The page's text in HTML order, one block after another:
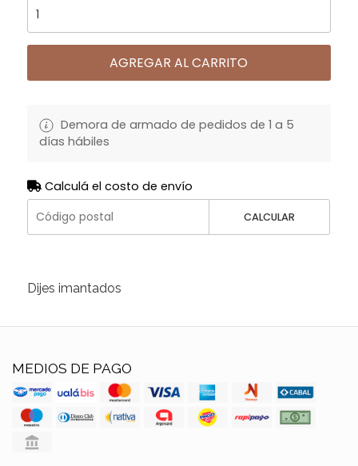
AGREGAR AL CARRITO
Demora de armado de pedidos de 1 a 5
días hábiles
Calculá el costo de envío
CALCULAR
Dijes imantados
MEDIOS DE PAGO